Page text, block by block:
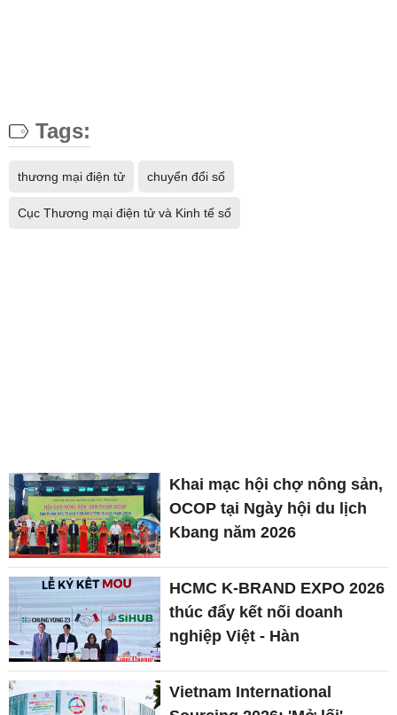
Tags:
thương mại điện tử chuyển đổi số
Cục Thương mại điện tử và Kinh tế số
Khai mạc hội chợ nông sản,
OCOP tại Ngày hội du lịch
Kbang năm 2026
HCMC K-BRAND EXPO 2026
thúc đẩy kết nối doanh
nghiệp Việt - Hàn
Vietnam International